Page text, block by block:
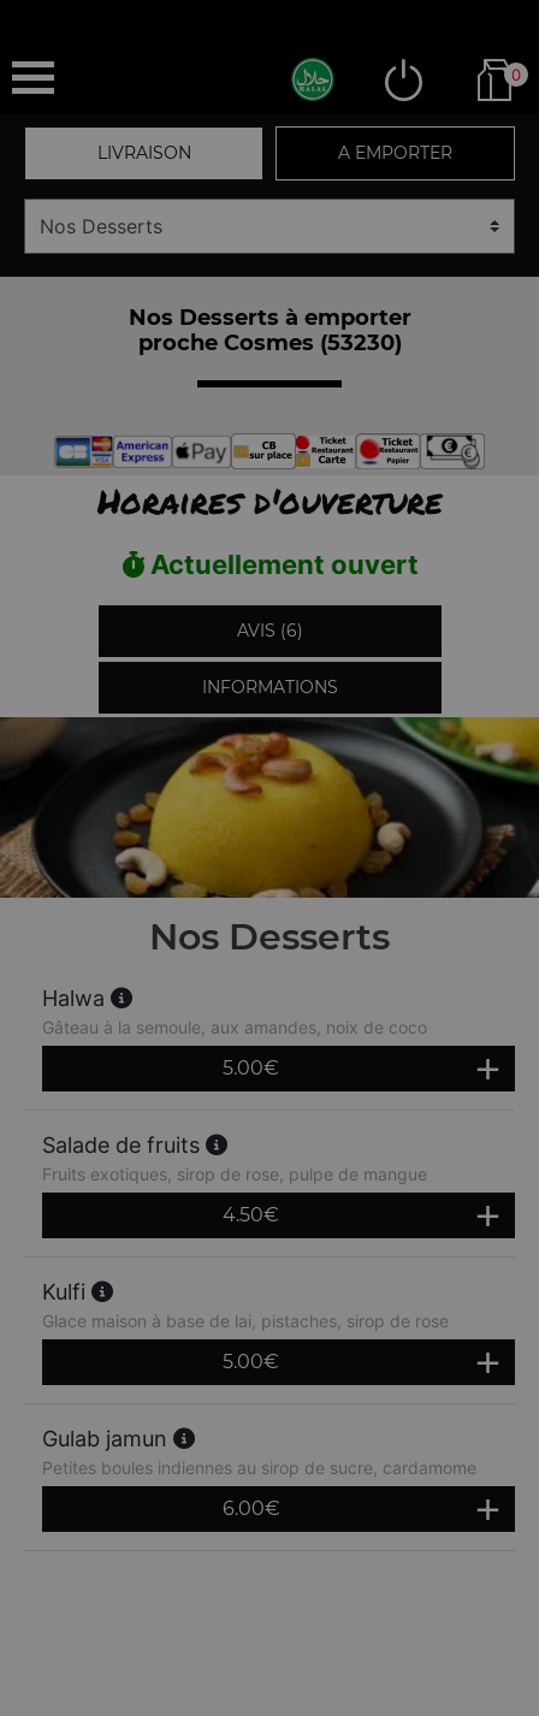
0
LIVRAISON A EMPORTER
Nos Desserts à emporter
proche Cosmes (53230)
Horaires d'ouverture
Actuellement ouvert
AVIS (6)
INFORMATIONS
Nos Desserts
Halwa
Gâteau à la semoule, aux amandes, noix de coco
5.00€
Salade de fruits
Fruits exotiques, sirop de rose, pulpe de mangue
4.50€
Kulfi
Glace maison à base de lai, pistaches, sirop de rose
5.00€
Gulab jamun
Petites boules indiennes au sirop de sucre, cardamome
6.00€